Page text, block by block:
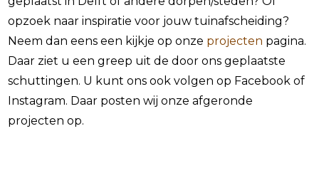
opzoek naar inspiratie voor jouw tuinafscheiding?
Neem dan eens een kijkje op onze projecten pagina.
Daar ziet u een greep uit de door ons geplaatste
schuttingen. U kunt ons ook volgen op Facebook of
Instagram. Daar posten wij onze afgeronde
projecten op.